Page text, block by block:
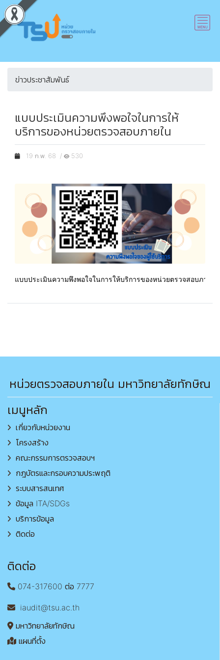
ข่าวประชาสัมพันธ์
แบบประเมินความพึงพอใจในการให้
บริการของหน่วยตรวจสอบภายใน
19 ก.พ. 68 / 530
แบบประเมินความพึงพอใจในการให้บริการของหน่วยตรวจสอบภายใน
หน่วยตรวจสอบภายใน มหาวิทยาลัยทักษิณ
เมนูหลัก
เกี่ยวกับหน่วยงาน
โครงสร้าง
คณะกรรมการตรวจสอบฯ
กฎบัตรและกรอบความประพฤติ
ระบบสารสนเทศ
ข้อมูล ITA/SDGs
บริการข้อมูล
ติดต่อ
ติดต่อ
074-317600 ต่อ 7777
iaudit@tsu.ac.th
มหาวิทยาลัยทักษิณ
แผนที่ตั้ง